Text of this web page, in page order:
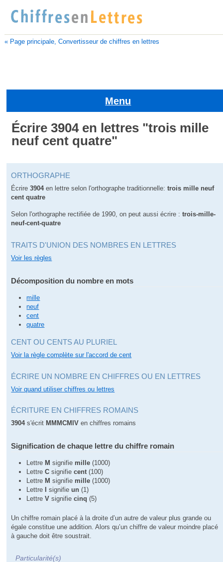
« Page principale, Convertisseur de chiffres en lettres
Menu
Écrire 3904 en lettres "trois mille
neuf cent quatre"
ORTHOGRAPHE
Écrire3904en lettre selon l'orthographe traditionnelle:trois mille neuf
cent quatre
Selon l'orthographe rectifiée de 1990, on peut aussi écrire :trois-mille-
neuf-cent-quatre
TRAITS D'UNION DES NOMBRES EN LETTRES
Voir les règles
Décomposition du nombre en mots
mille
neuf
cent
quatre
CENT OU CENTS AU PLURIEL
Voir la règle complète sur l'accord de cent
ÉCRIRE UN NOMBRE EN CHIFFRES OU EN LETTRES
Voir quand utiliser chiffres ou lettres
ÉCRITURE EN CHIFFRES ROMAINS
3904s'écrit MMMCMIV en chiffres romains
Signification de chaque lettre du chiffre romain
Lettre M signifie mille (1000)
LettreC signifiecent(100)
Lettre M signifie mille (1000)
Lettre
signifieun (1)
LettreV signifiecinq (5)
Un chiffre romain placé à la droite d’un autre de valeur plus grande ou
égale constitue une addition. Alors qu’un chiffre de valeur moindre placé
à gauche doit être soustrait.
Particularité(s)